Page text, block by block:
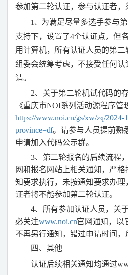
参加第二轮认证，参与认证者，
1、 为满足尽量多选手参与
支持下，设置了4个认证点，但
用计算机，所有认证人员的第二
组委会统筹考虑，不接受任何认
请。
2、关于第二轮机试代码的
《重庆市NOI系列活动源程序管
https://www.noi.cn/gs/xw/zq/2024-
province=df。请参与人员提前熟
申请加入代码公示群。
3、第二轮报名的后续流程
网和报名网站上相关通知，严
知要求执行，未按通知要求办理
证者将不能参加第二轮认证。
4、所有参加认证人员，关
必关注www.noi.cn官网通知，以
不再另行通知，错过申请时间，
四、其他
认证后续相关通知均通过